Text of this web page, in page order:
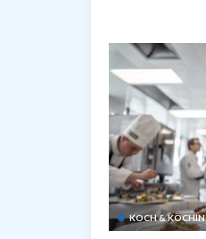
KOCH & KÖCHIN